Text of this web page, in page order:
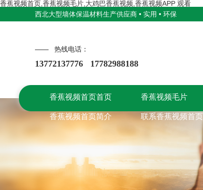
香蕉视频首页,香蕉视频毛片,大鸡巴香蕉视频,香蕉视频APP 观看
西北大型墙体保温材料生产供应商 • 实用 • 环保
—— 热线电话：
13772137776 17782988188
香蕉视频首页首页 香蕉视频毛片
香蕉视频首页简介
香蕉视频首页简介
联系香蕉视频首页
联系香蕉视频首页